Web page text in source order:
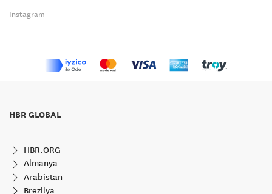
Instagram
HBR GLOBAL
HBR.ORG
Almanya
Arabistan
Brezilya